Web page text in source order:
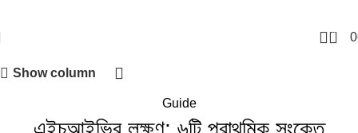
0 0
Show column
Guide